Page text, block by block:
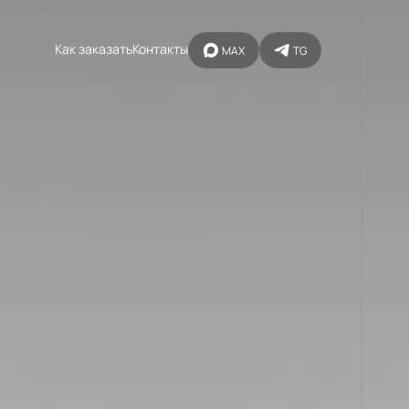
Как заказатьКонтакты MAX TG